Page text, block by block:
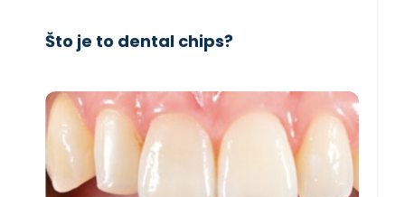
Što je to dental chips?